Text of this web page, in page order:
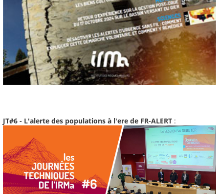
JT#6 - L'alerte des populations à l'ere de FR-ALERT :